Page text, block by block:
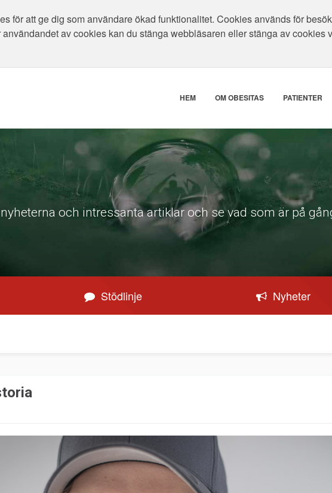
för att ge dig som användare ökad funktionalitet. Cookies används för
av cookies kan du stänga webbläsaren eller stänga av cookies
HEM OM OBESITAS PATIENTER
och intressanta artiklar och se vad som är på
Stödlinje Nyheter